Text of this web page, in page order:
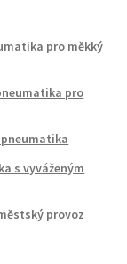
pro měkký
pro
pneumatika
s vyváženým
provoz